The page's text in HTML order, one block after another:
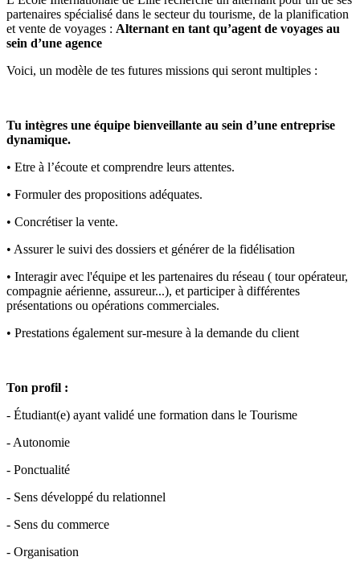
partenaires spécialisé dans le secteur du tourisme, de la planification
et vente de voyages : Alternant en tant qu’agent de voyages au
sein d’une agence
Voici, un modèle de tes futures missions qui seront multiples :
Tu intègres une équipe bienveillante au sein d’une entreprise
dynamique.
• Etre à l’écoute et comprendre leurs attentes.
• Formuler des propositions adéquates.
• Concrétiser la vente.
• Assurer le suivi des dossiers et générer de la fidélisation
• Interagir avec l'équipe et les partenaires du réseau ( tour opérateur,
compagnie aérienne, assureur...), et participer à différentes
présentations ou opérations commerciales.
• Prestations également sur-mesure à la demande du client
Ton profil :
- Étudiant(e) ayant validé une formation dans le Tourisme
- Autonomie
- Ponctualité
- Sens développé du relationnel
- Sens du commerce
- Organisation